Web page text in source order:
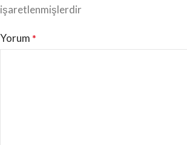
işaretlenmişlerdir
Yorum *